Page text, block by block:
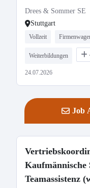
Drees & Sommer SE
Stuttgart
Vollzeit
Weiterbildungen
24.07.2026
Job
Kaufmännische
Teamassistenz